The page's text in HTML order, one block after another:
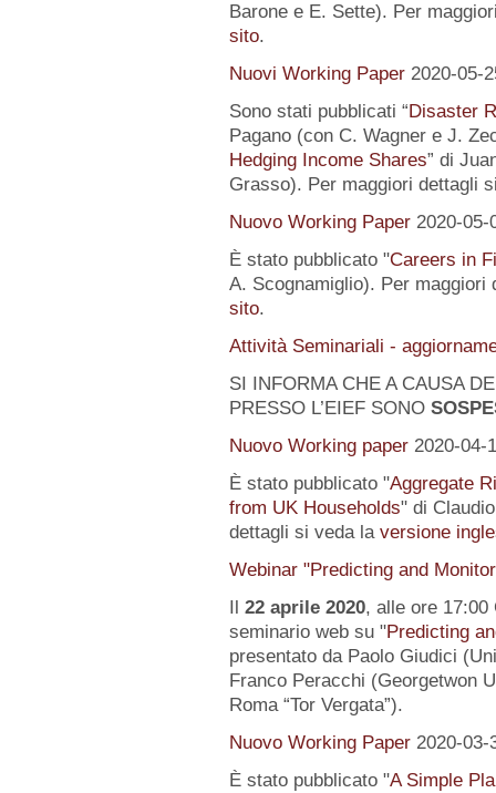
Barone e E. Sette). Per
sito.
Nuovi Working Paper 2020-05-
Sono stati pubblicati “Disaster
Pagano (con C. Wagner e J.
Hedging Income Shares” di
Grasso). Per maggiori dettagli
Nuovo Working Paper 2020-05-
È stato pubblicato "Careers in
A. Scognamiglio). Per
sito.
Attività Seminariali -
SI INFORMA CHE A CAUSA
PRESSO L’EIEF SONO
Nuovo Working paper 2020-04-
È stato pubblicato "Aggregate
from UK Households" di
dettagli si veda la versione
Webinar "Predicting and
Il 22 aprile 2020, alle ore 17:00
seminario web su "Predicting
presentato da Paolo Giudici
Franco Peracchi (Georgetwon
Roma “Tor Vergata”).
Nuovo Working Paper 2020-03-
È stato pubblicato "A Simple